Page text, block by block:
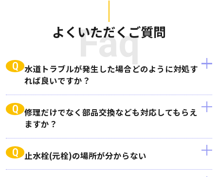
Faq
よくいただくご質問
Q 水道トラブルが発生した場合どのように対処す
れば良いですか？
Q 修理だけでなく部品交換なども対応してもらえ
ますか？
Q 止水栓(元栓)の場所が分からない